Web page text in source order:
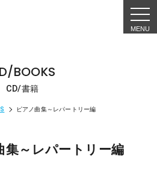
BOOKS
CD/書籍
ピアノ曲集～レパートリー編
集～レパートリー編